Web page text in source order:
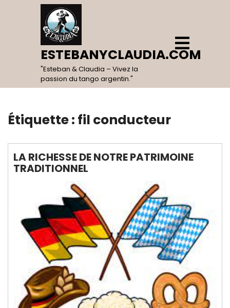
ESTEBANYCLAUDIA.COM
"Esteban & Claudia – Vivez la
passion du tango argentin."
Open
Menu
Étiquette : fil conducteur
LA RICHESSE DE NOTRE PATRIMOINE
TRADITIONNEL